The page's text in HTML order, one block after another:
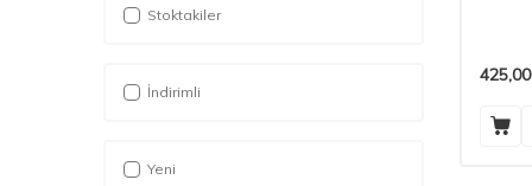
Stoktakiler
İndirimli
Yeni
425,00